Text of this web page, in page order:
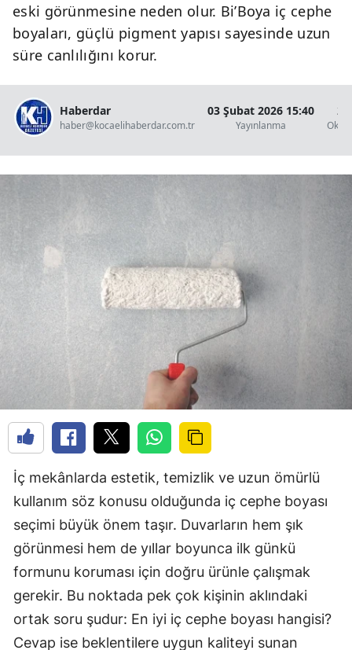
eski görünmesine neden olur. Bi’Boya iç cephe
boyaları, güçlü pigment yapısı sayesinde uzun
süre canlılığını korur.
Haberdar
haber@kocaelihaberdar.com.tr
03 Şubat 2026 15:40
Yayınlanma
2
İç mekânlarda estetik, temizlik ve uzun ömürlü
kullanım söz konusu olduğunda iç cephe boyası
seçimi büyük önem taşır. Duvarların hem şık
görünmesi hem de yıllar boyunca ilk günkü
formunu koruması için doğru ürünle çalışmak
gerekir. Bu noktada pek çok kişinin aklındaki
ortak soru şudur: En iyi iç cephe boyası hangisi?
Cevap ise beklentilere uygun kaliteyi sunan